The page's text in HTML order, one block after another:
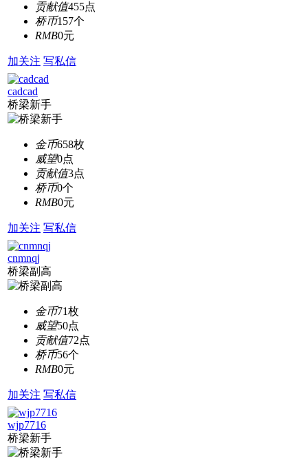
贡献值455点
桥币157个
RMB0元
加关注 写私信
cadcad
桥梁新手
金币658枚
威望0点
贡献值3点
桥币0个
RMB0元
加关注 写私信
cnmnqj
桥梁副高
金币71枚
威望50点
贡献值72点
桥币56个
RMB0元
加关注 写私信
wjp7716
桥梁新手